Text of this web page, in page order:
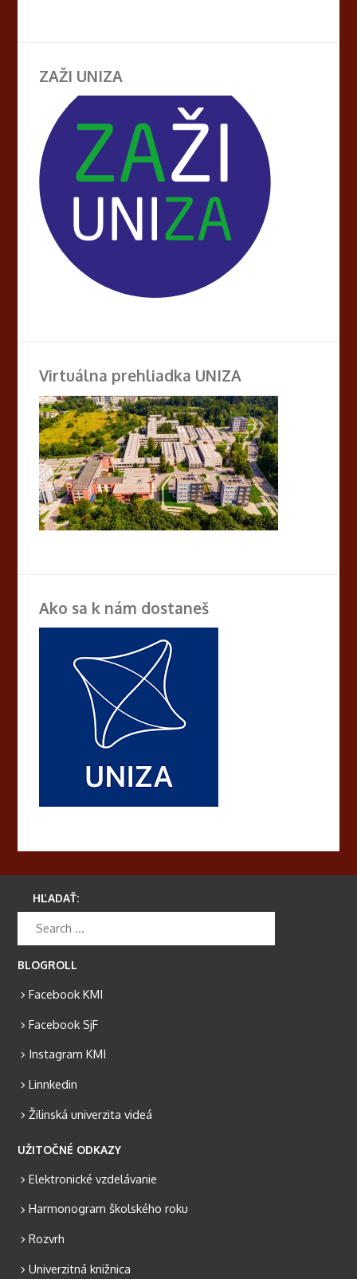
ZAŽI UNIZA
Virtuálna prehliadka UNIZA
Ako sa k nám dostaneš
HĽADAŤ:
BLOGROLL
Facebook KMI
Facebook SjF
Instagram KMI
Linnkedin
Žilinská univerzita videá
UŽITOČNÉ ODKAZY
Elektronické vzdelávanie
Harmonogram školského roku
Rozvrh
Univerzitná knižnica